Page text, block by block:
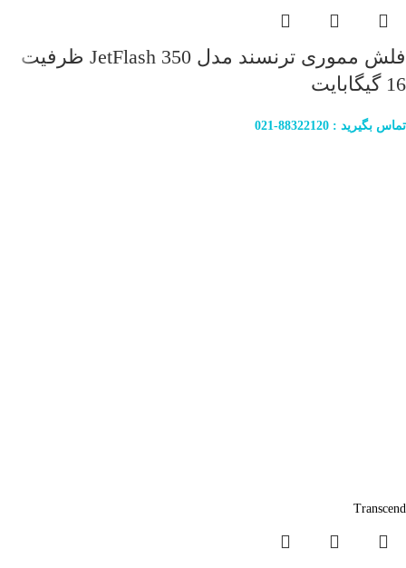
فلش مموری ترنسند مدل JetFlash 350 ظرفیت
16 گیگابایت
تماس بگیرید : 88322120-021
Transcend